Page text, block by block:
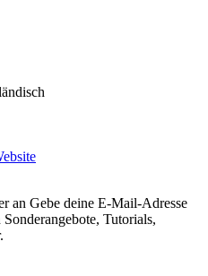
an Gebe deine E-Mail-Adresse
Tutorials,